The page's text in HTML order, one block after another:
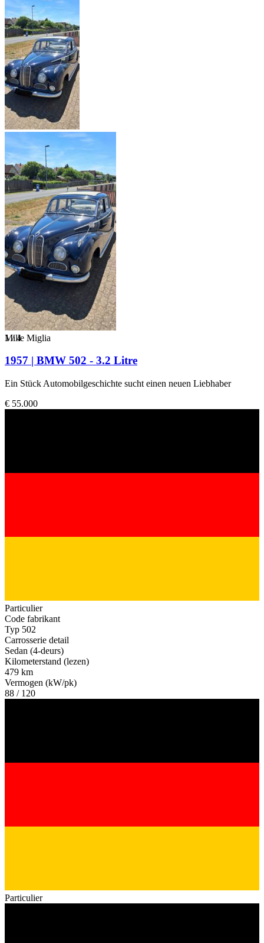
1/4
Mille Miglia
1957 | BMW 502 - 3.2 Litre
Ein Stück Automobilgeschichte sucht einen neuen Liebhaber
€ 55.000
Particulier
Code fabrikant
Typ 502
Carrosserie detail
Sedan (4-deurs)
Kilometerstand (lezen)
479 km
Vermogen (kW/pk)
88 / 120
Particulier